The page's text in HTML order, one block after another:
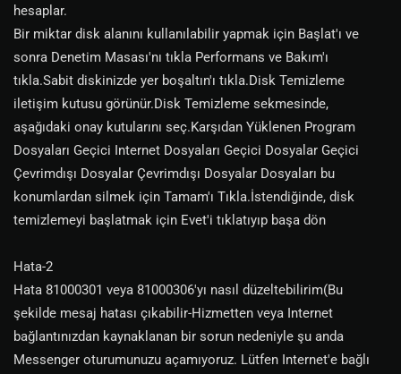
hesaplar.
Bir miktar disk alanını kullanılabilir yapmak için Başlat'ı ve
sonra Denetim Masası'nı tıkla Performans ve Bakım'ı
tıkla.Sabit diskinizde yer boşaltın'ı tıkla.Disk Temizleme
iletişim kutusu görünür.Disk Temizleme sekmesinde,
aşağıdaki onay kutularını seç.Karşıdan Yüklenen Program
Dosyaları Geçici Internet Dosyaları Geçici Dosyalar Geçici
Çevrimdışı Dosyalar Çevrimdışı Dosyalar Dosyaları bu
konumlardan silmek için Tamam'ı Tıkla.İstendiğinde, disk
temizlemeyi başlatmak için Evet'i tıklatıyıp başa dön
Hata-2
Hata 81000301 veya 81000306'yı nasıl düzeltebilirim(Bu
şekilde mesaj hatası çıkabilir-Hizmetten veya Internet
bağlantınızdan kaynaklanan bir sorun nedeniyle şu anda
Messenger oturumunuzu açamıyoruz. Lütfen Internet'e bağlı